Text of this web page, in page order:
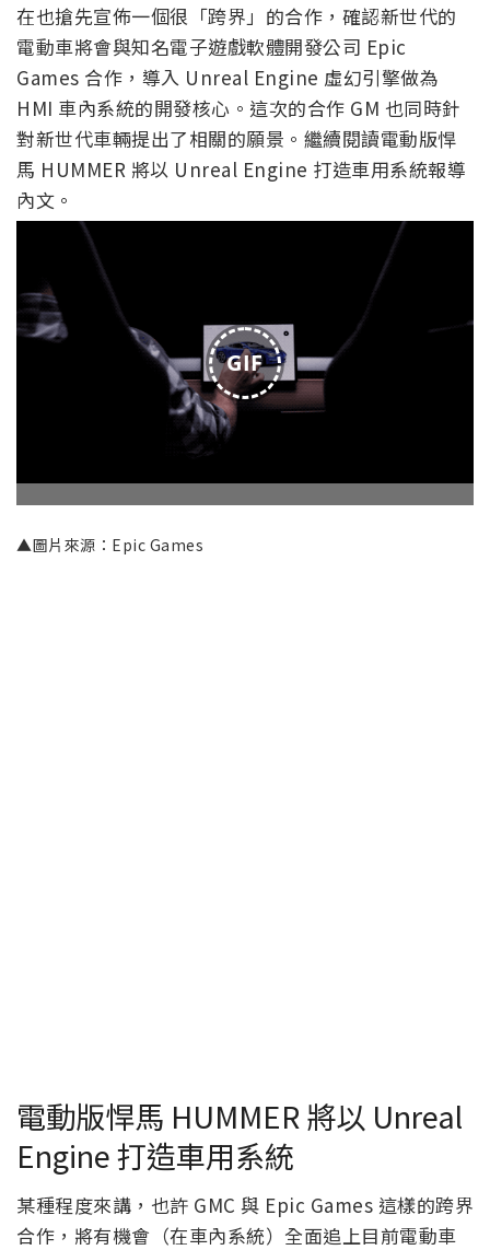
在也搶先宣佈一個很「跨界」的合作，確認新世代的
電動車將會與知名電子遊戲軟體開發公司 Epic
Games 合作，導入 Unreal Engine 虛幻引擎做為
HMI 車內系統的開發核心。這次的合作 GM 也同時針
對新世代車輛提出了相關的願景。繼續閱讀電動版悍
馬 HUMMER 將以 Unreal Engine 打造車用系統報導
內文。
GIF
▲圖片來源：Epic Games
電動版悍馬 HUMMER 將以 Unreal
Engine 打造車用系統
某種程度來講，也許 GMC 與 Epic Games 這樣的跨界
合作，將有機會（在車內系統）全面追上目前電動車